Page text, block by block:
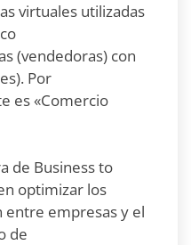
virtuales utilizadas
(vendedoras) con
Por
es «Comercio
de Business to
optimizar los
entre empresas y el
de